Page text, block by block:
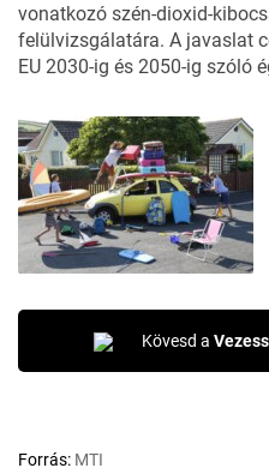
vonatkozó szén-dioxid-
felülvizsgálatára. A javaslat
EU 2030-ig és 2050-ig szóló
Kövesd a
Forrás: MTI